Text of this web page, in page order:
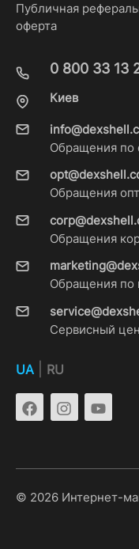
Публичная
оферта
0 800 33 13
Киев
Обращения по
Обращения
Обращения
Обращения по
Сервисный
UA RU
© 2026 Интернет-